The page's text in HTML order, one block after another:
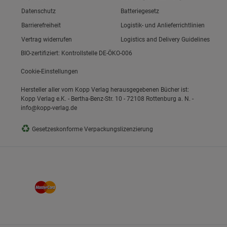
Link zum/zur
Datenschutz
Link zum/zur
Barrierefreiheit
Vertrag widerrufen
Batteriegesetz
Logistik- und Anlieferrichtlinien
Logistics and Delivery Guidelines
BIO-zertifiziert: Kontrollstelle DE-ÖKO-006
Cookie-Einstellungen
Hersteller aller vom Kopp Verlag herausgegebenen Bücher ist:
Kopp Verlag e.K. - Bertha-Benz-Str. 10 - 72108 Rottenburg a. N. -
info@kopp-verlag.de
♻ Gesetzeskonforme Verpackungslizenzierung